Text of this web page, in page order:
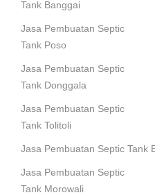
Tank Banggai
Jasa Pembuatan Septic
Tank Poso
Jasa Pembuatan Septic
Tank Donggala
Jasa Pembuatan Septic
Tank Tolitoli
Jasa Pembuatan Septic Tank
Jasa Pembuatan Septic
Tank Morowali